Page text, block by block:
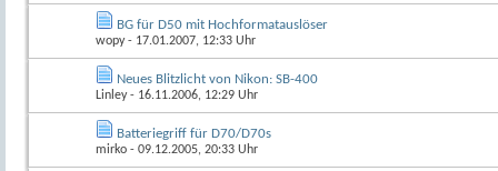
BG für D50 mit Hochformatauslöser
wopy- 17.01.2007, 12:33 Uhr
Neues Blitzlicht von Nikon: SB-400
Linley- 16.11.2006, 12:29 Uhr
Batteriegriff für D70/D70s
mirko - 09.12.2005, 20:33 Uhr